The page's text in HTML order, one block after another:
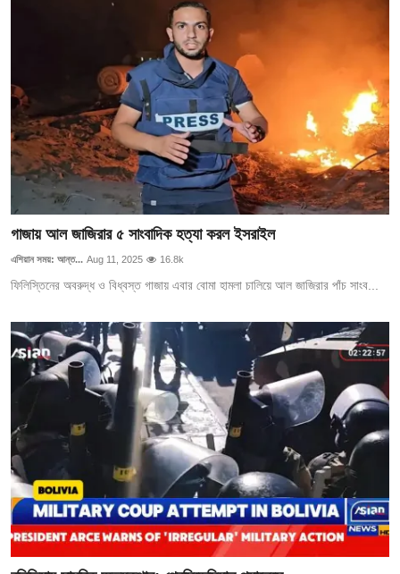
গাজায় আল জাজিরার ৫ সাংবাদিক হত্যা করল ইসরাইল
এশিয়ান সময়: আন্ত... Aug 11, 2025 16.8k
ফিলিস্তিনের অবরুদ্ধ ও বিধ্বস্ত গাজায় এবার বোমা হামলা চালিয়ে আল জাজিরার পাঁচ সাংব...